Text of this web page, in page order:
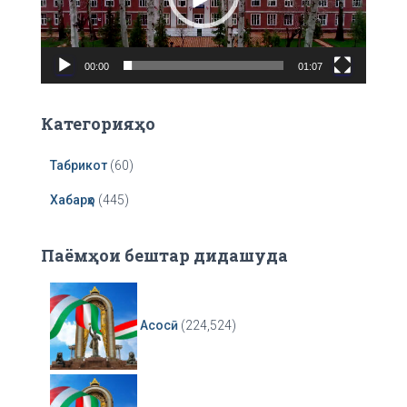
P
l
a
00:00 01:07
Категорияҳо
Табрикот (60)
Хабарҳо (445)
Паёмҳои бештар дидашуда
Асосӣ (224,524)